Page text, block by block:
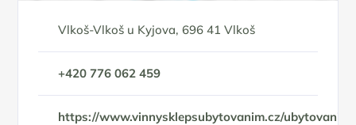
Vlkoš-Vlkoš u Kyjova, 696 41 Vlkoš
+420 776 062 459
https://www.vinnysklepsubytovanim.cz/ubytovani/